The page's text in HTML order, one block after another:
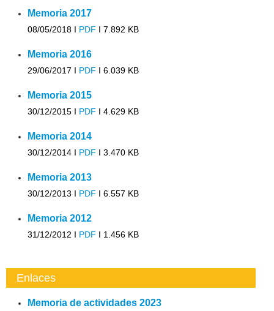
Memoria 2017
08/05/2018 I PDF I 7.892 KB
Memoria 2016
29/06/2017 I PDF I 6.039 KB
Memoria 2015
30/12/2015 I PDF I 4.629 KB
Memoria 2014
30/12/2014 I PDF I 3.470 KB
Memoria 2013
30/12/2013 I PDF I 6.557 KB
Memoria 2012
31/12/2012 I PDF I 1.456 KB
Enlaces
Memoria de actividades 2023